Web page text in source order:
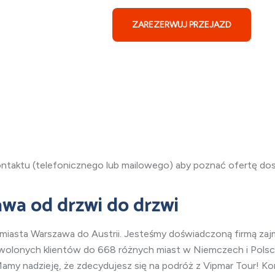
ZAREZERWUJ PRZEJAZD
(telefonicznego lub mailowego) aby poznać ofertę
od drzwi do drzwi
Warszawa do Austrii. Jesteśmy doświadczoną firmą
klientów do 668 różnych miast w Niemczech i
nadzieję, że zdecydujesz się na podróż z Vipmar Tour!